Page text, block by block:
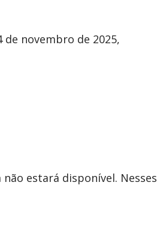
novembro de 2025,
estará disponível. Nesses